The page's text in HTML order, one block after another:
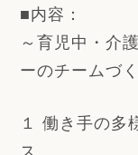
■内容：
～育児中・介
ーのチームづ
１ 働き手の多
ス